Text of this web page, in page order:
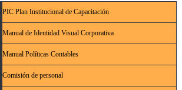
PIC Plan Institucional de Capacitación
Manual de Identidad Visual Corporativa
Manual Políticas Contables
Comisión de personal